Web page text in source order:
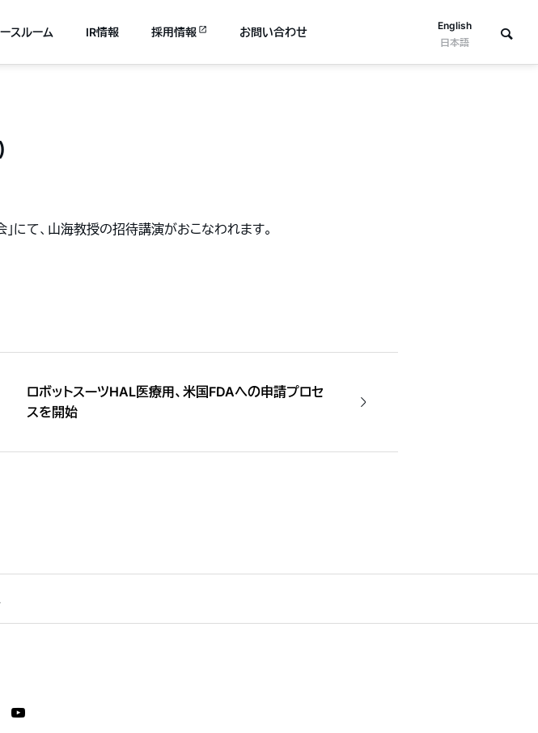
English
日本語
スルーム IR情報 採用情報 お問い合わせ
にて、山海教授の招待講演がおこなわれます。
ロボットスーツHAL医療用、米国FDAへの申請プロセ
スを開始